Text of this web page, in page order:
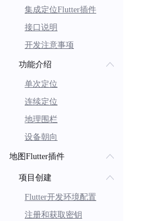
集成定位Flutter插件
接口说明
开发注意事项
功能介绍
单次定位
连续定位
地理围栏
设备朝向
地图Flutter插件
项目创建
Flutter开发环境配置
注册和获取密钥